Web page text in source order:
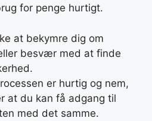
for penge hurtigt.
at bekymre dig om
besvær med at finde
er hurtig og nem,
at du kan få adgang til
med det samme.